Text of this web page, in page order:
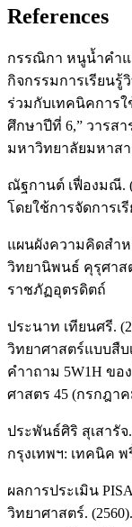
References
กรรณิกา หนูน้ำคำแ
กิจกรรมการเรียนรู้
ร่วมกับเทคนิคการ
ศึกษาปีที่ 6,” วารส
มหาวิทยาลัยมหาสา
ณัฐกานต์ เฟื่องมณี.
โดยใช้การจัดการเ
แผนผังความคิดสำ
วิทยานิพนธ์ คุรุศา
ราชภัฏอุตรดิตถ์
ประนาท เทียนศรี.
วิทยาศาสตร์แบบสื
คําาถาม 5W1H ขอ
ศาสตร 45 (กรกฎา
ประพันธ์ศิริ สุเสารั
กรุงเทพฯ: เทคนิค พ
ผลการประเมิน
วิทยาศาสตร์.